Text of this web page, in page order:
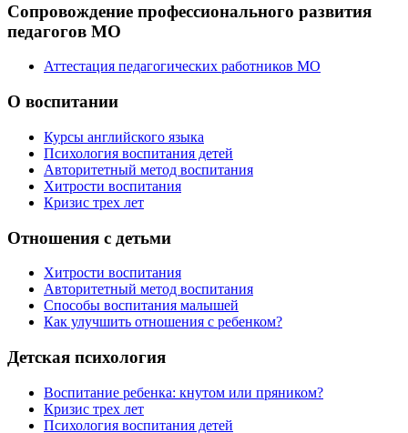
Сопровождение профессионального развития
педагогов МО
Аттестация педагогических работников МО
О воспитании
Курсы английского языка
Психология воспитания детей
Авторитетный метод воспитания
Хитрости воспитания
Кризис трех лет
Отношения с детьми
Хитрости воспитания
Авторитетный метод воспитания
Способы воспитания малышей
Как улучшить отношения с ребенком?
Детская психология
Воспитание ребенка: кнутом или пряником?
Кризис трех лет
Психология воспитания детей